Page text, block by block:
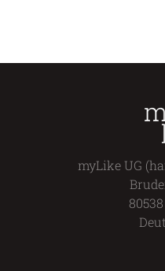
myLike UG